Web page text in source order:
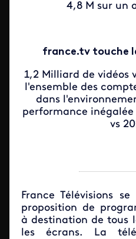
4,8 M sur un
france.tv touche
1,2 Milliard de vidéos
l'ensemble des
dans
performance inégalée
vs
France Télévisions
proposition de
à destination de tous
les écrans. La